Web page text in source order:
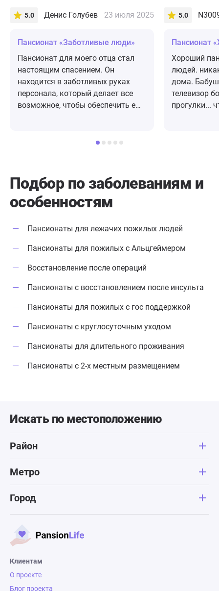
5.0 Денис Голубев 23 июля 2025
Пансионат «Заботливые люди»
Пансионат для моего отца стал
настоящим спасением. Он
находится в заботливых руках
персонала, который делает все
возможное, чтобы обеспечить ему
Атмосфера в пансионате очень
комфортного проживания, а
персонал всегда готов помочь и
ответить на любые вопросы.
каждому постояльцу, мой отец
чувствует себя как дома. Я очень
за их заботу и внимание к моему
и счастливо. Я искренне
кто ищет место, где их близкие
комфортно и безопасно.
5.0
Пансионат
Хороший
людей.
дома.
телевизор
прогулки...
Подбор по заболеваниям и
особенностям
Пансионаты для лежачих пожилых людей
Пансионаты для пожилых с Альцгеймером
Восстановление после операций
Пансионаты с восстановлением после инсульта
Пансионаты для пожилых с гос поддержкой
Пансионаты с круглосуточным уходом
Пансионаты для длительного проживания
Пансионаты с 2-х местным размещением
Искать по местоположению
Район
Метро
Город
Клиентам
О проекте
Блог проекта